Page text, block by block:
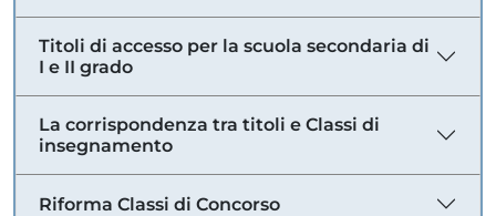
Titoli di accesso per la scuola secondaria di
I e II grado
La corrispondenza tra titoli e Classi di
insegnamento
Riforma Classi di Concorso